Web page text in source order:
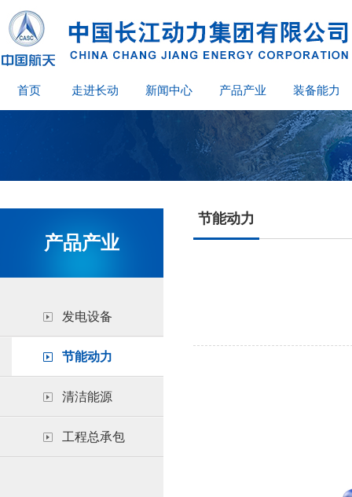
首页 走进长动 新闻中心 产品产业 装备能力
产品产业
发电设备
节能动力
清洁能源
工程总承包
节能动力